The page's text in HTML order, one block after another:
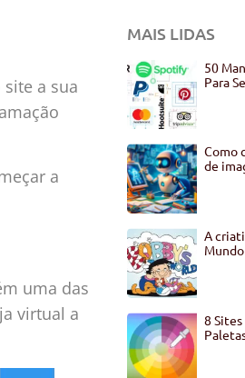
a sua
a
uma das
virtual a
MAIS LIDAS
50
Para
Como
de
A
8